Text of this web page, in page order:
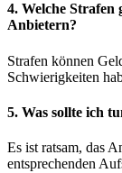
4. Welche Strafen
Anbietern?
Strafen können
Schwierigkeiten
5. Was sollte ich
Es ist ratsam, das
entsprechenden